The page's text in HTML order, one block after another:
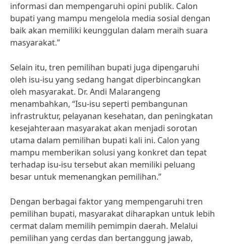
informasi dan mempengaruhi opini publik. Calon
bupati yang mampu mengelola media sosial dengan
baik akan memiliki keunggulan dalam meraih suara
masyarakat.”
Selain itu, tren pemilihan bupati juga dipengaruhi
oleh isu-isu yang sedang hangat diperbincangkan
oleh masyarakat. Dr. Andi Malarangeng
menambahkan, “Isu-isu seperti pembangunan
infrastruktur, pelayanan kesehatan, dan peningkatan
kesejahteraan masyarakat akan menjadi sorotan
utama dalam pemilihan bupati kali ini. Calon yang
mampu memberikan solusi yang konkret dan tepat
terhadap isu-isu tersebut akan memiliki peluang
besar untuk memenangkan pemilihan.”
Dengan berbagai faktor yang mempengaruhi tren
pemilihan bupati, masyarakat diharapkan untuk lebih
cermat dalam memilih pemimpin daerah. Melalui
pemilihan yang cerdas dan bertanggung jawab,